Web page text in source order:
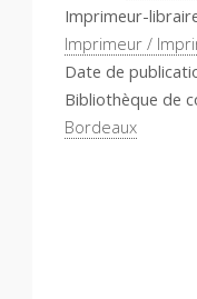
Imprimeur-
Imprimeur /
Date de
Bibliothèque de
Bordeaux